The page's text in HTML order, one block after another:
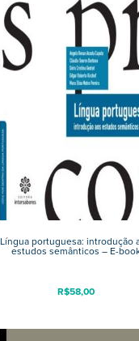
Língua portuguesa: introdução
estudos semânticos – E-
R$58,00